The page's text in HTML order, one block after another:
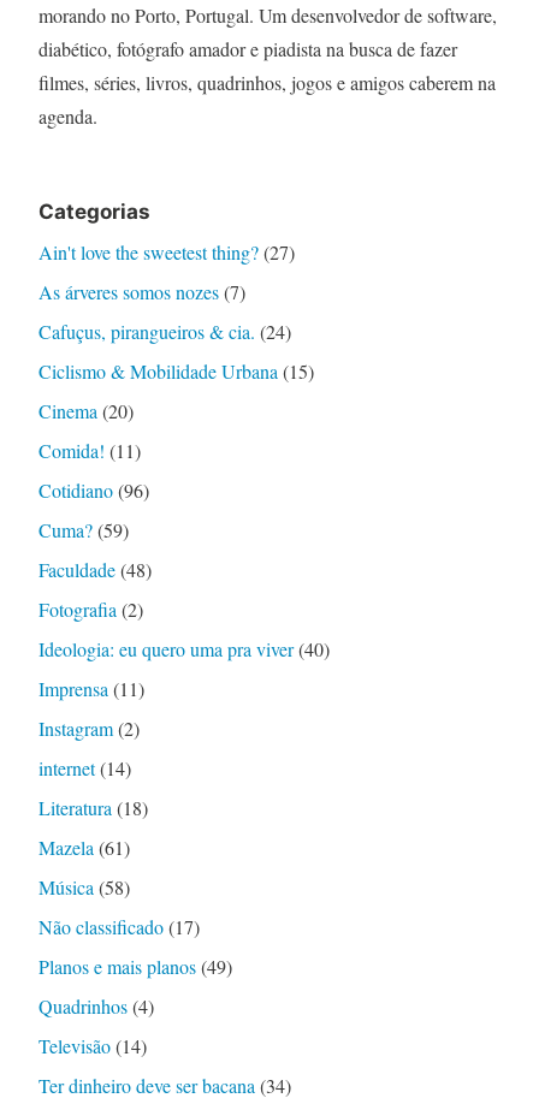
morando no Porto, Portugal. Um desenvolvedor de software,
diabético, fotógrafo amador e piadista na busca de fazer
filmes, séries, livros, quadrinhos, jogos e amigos caberem na
agenda.
Categorias
Ain't love the sweetest thing?(27)
As árveres somos nozes(7)
Cafuçus, pirangueiros & cia. (24)
Ciclismo & Mobilidade Urbana (15)
Cinema (20)
Comida! (11)
Cotidiano(96)
Cuma?(59)
Faculdade(48)
Fotografia (2)
Ideologia: eu quero uma pra viver(40)
Imprensa (11)
Instagram(2)
internet(14)
Literatura (18)
Mazela (61)
Música (58)
Não classificado(17)
Planos e mais planos(49)
Quadrinhos(4)
Televisão(14)
Ter dinheiro deve ser bacana (34)